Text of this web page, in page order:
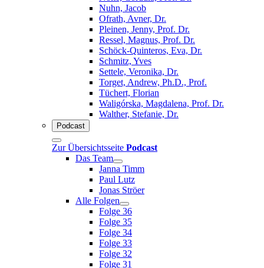
Nuhn, Jacob
Ofrath, Avner, Dr.
Pleinen, Jenny, Prof. Dr.
Ressel, Magnus, Prof. Dr.
Schöck-Quinteros, Eva, Dr.
Schmitz, Yves
Settele, Veronika, Dr.
Torget, Andrew, Ph.D., Prof.
Tüchert, Florian
Waligórska, Magdalena, Prof. Dr.
Walther, Stefanie, Dr.
Podcast
Zur Übersichtsseite Podcast
Das Team
Janna Timm
Paul Lutz
Jonas Ströer
Alle Folgen
Folge 36
Folge 35
Folge 34
Folge 33
Folge 32
Folge 31